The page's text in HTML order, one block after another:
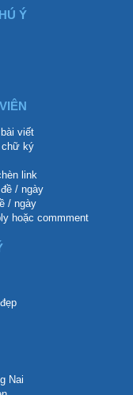
Ý
viết
ký
link
/ ngày
/ ngày
hoặc commment
Nai